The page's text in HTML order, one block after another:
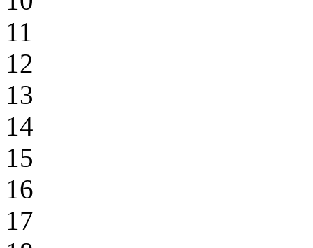
11
12
13
14
15
16
17